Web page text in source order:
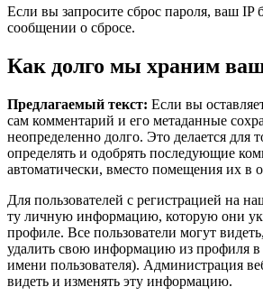
Если вы запросите сброс пароля, ваш IP
сообщении о сбросе.
Как долго мы храним
Предлагаемый текст: Если вы
сам комментарий и его метаданные
неопределенно долго. Это делается для
определять и одобрять последующие
автоматически, вместо помещения их в
Для пользователей с регистрацией на
ту личную информацию, которую они
профиле. Все пользователи могут
удалить свою информацию из профиля
имени пользователя). Администрация
видеть и изменять эту информацию.